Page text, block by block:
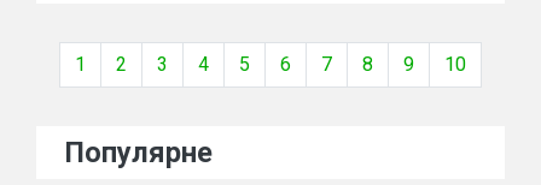
1 2 3 4 5 6 7 8 9 10
Популярне